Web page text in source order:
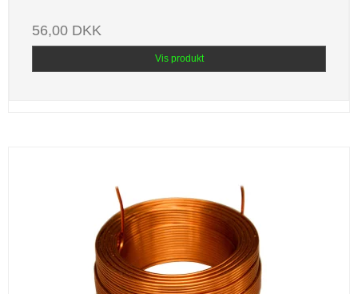
56,00 DKK
Vis produkt